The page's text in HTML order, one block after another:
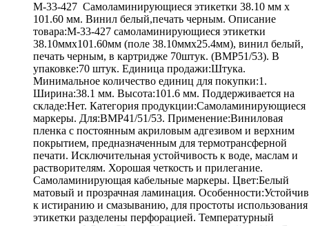
M-33-427 Самоламинирующиеся этикетки 38.10 мм х
101.60 мм. Винил белый,печать черным. Описание
товара:M-33-427 самоламинирующиеся этикетки
38.10ммх101.60мм (поле 38.10ммх25.4мм), винил белый,
печать черным, в картридже 70штук. (BMP51/53). В
упаковке:70 штук. Единица продажи:Штука.
Минимальное количество единиц для покупки:1.
Ширина:38.1 мм. Высота:101.6 мм. Поддерживается на
складе:Нет. Категория продукции:Самоламинирующиеся
маркеры. Для:BMP41/51/53. Применение:Виниловая
пленка с постоянным акриловым адгезивом и верхним
покрытием, предназначенным для термотрансферной
печати. Исключительная устойчивость к воде, маслам и
растворителям. Хорошая четкость и прилегание.
Самоламинирующая кабельные маркеры. Цвет:Белый
матовый и прозрачная ламинация. Особенности:Устойчив
к истиранию и смазыванию, для простоты использования
этикетки разделены перфорацией. Температурный